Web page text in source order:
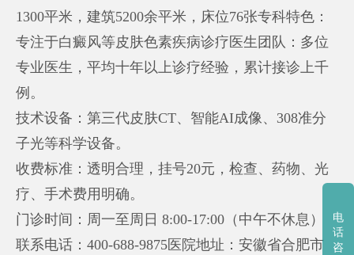
1300平米，建筑5200余平米，床位76张专科特色：
专注于白癜风等皮肤色素疾病诊疗医生团队：多位
专业医生，平均十年以上诊疗经验，累计接诊上千
例。
技术设备：第三代皮肤CT、智能AI成像、308准分
子光等科学设备。
收费标准：透明合理，挂号20元，检查、药物、光
疗、手术费用明确。
门诊时间：周一至周日 8:00-17:00（中午不休息）
联系电话：400-688-9875医院地址：安徽省合肥市
电
话
咨